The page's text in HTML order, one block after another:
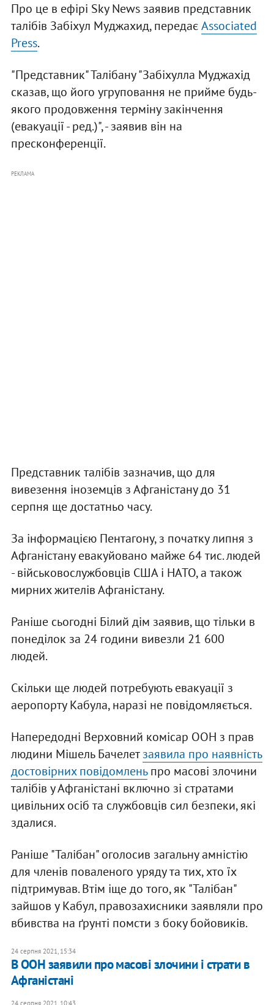
Про це в ефірі Sky News заявив представник
талібів Забіхул Муджахид, передаєAssociated
Press.
"Представник" Талібану "Забіхулла Муджахід
сказав, що його угруповання не прийме будь-
якого продовження терміну закінчення
(евакуації - ред.)", - заявив він на
пресконференції.
РЕКЛАМА
Представник талібів зазначив, що для
вивезення іноземців з Афганістану до 31
серпня ще достатньо часу.
За інформацією Пентагону, з початку липня з
Афганістану евакуйовано майже 64 тис. людей
- військовослужбовців США і НАТО, а також
мирних жителів Афганістану.
Раніше сьогодні Білий дім заявив, що тільки в
понеділок за 24 години вивезли 21 600
людей.
Скільки ще людей потребують евакуації з
аеропорту Кабула, наразі не повідомляється.
Напередодні Верховний комісар ООН з прав
людини Мішель Бачелетзаявила про наявність
достовірних повідомленьпро масові злочини
талібів у Афганістані включно зі стратами
цивільних осіб та службовців сил безпеки, які
здалися.
Раніше "Талібан" оголосив загальну амністію
для членів поваленого уряду та тих, хто їх
підтримував. Втім іще до того, як "Талібан"
зайшов у Кабул, правозахисники заявляли про
вбивства на ґрунті помсти з боку бойовиків.
24 серпня 2021, 15:34
В ООН заявили про масові злочини і страти в
Афганістані